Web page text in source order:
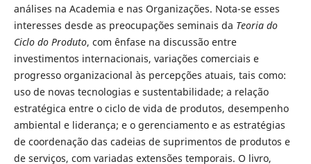
análises na Academia e nas Organizações. Nota-se esses
interesses desde as preocupações seminais da Teoria do
Ciclo do Produto, com ênfase na discussão entre
investimentos internacionais, variações comerciais e
progresso organizacional às percepções atuais, tais como:
uso de novas tecnologias e sustentabilidade; a relação
estratégica entre o ciclo de vida de produtos, desempenho
ambiental e liderança; e o gerenciamento e as estratégias
de coordenação das cadeias de suprimentos de produtos e
de serviços, com variadas extensões temporais. O livro,